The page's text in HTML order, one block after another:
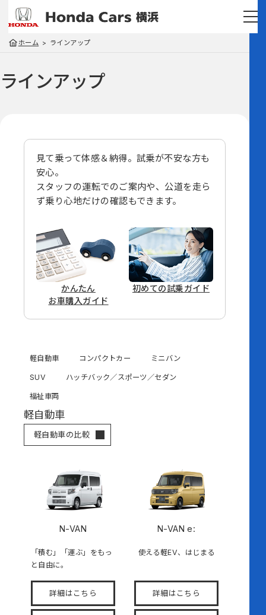
ホーム ラインアップ
ラインアップ
見て乗って体感＆納得。試乗が不安な方も
安心。
スタッフの運転でのご案内や、 公道を走ら
ず乗り心地だけの確認もできます。
かんたん
お車購入ガイド
初めての試乗ガイド
軽自動車 コンパクトカー ミニバン
SUV ハッチバック／スポーツ／セダン
福祉車両
軽自動車
軽自動車の比較
N-VAN
「積む」「運ぶ」をもっ
と自由に。
詳細はこちら
N-VAN e:
使える軽EV、はじまる
詳細はこちら